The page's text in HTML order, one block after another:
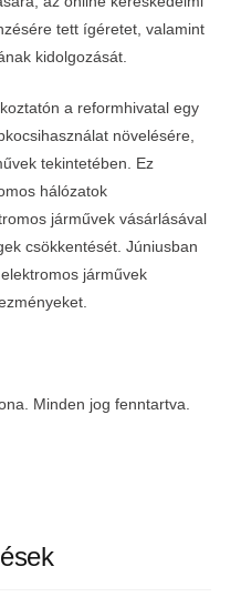
tett ígéretet, valamint
kidolgozását.
a reformhivatal egy
növelésére,
tekintetében. Ez
hálózatok
járművek vásárlásával
csökkentését. Júniusban
járművek
Minden jog fenntartva.